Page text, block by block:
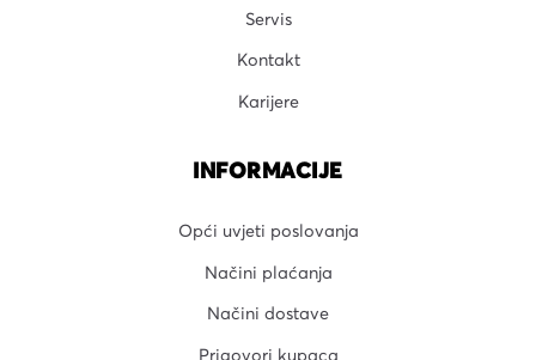
Servis
Kontakt
Karijere
INFORMACIJE
Opći uvjeti poslovanja
Načini plaćanja
Načini dostave
Prigovori kupaca